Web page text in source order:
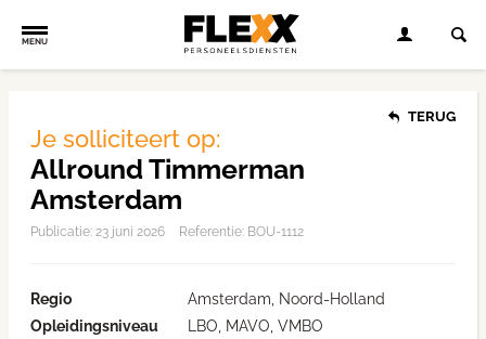
MENU
TERUG
Je solliciteert op:
Allround Timmerman
Amsterdam
Publicatie: 23 juni 2026 Referentie: BOU-1112
Regio
Amsterdam, Noord-Holland
Opleidingsniveau
LBO, MAVO, VMBO